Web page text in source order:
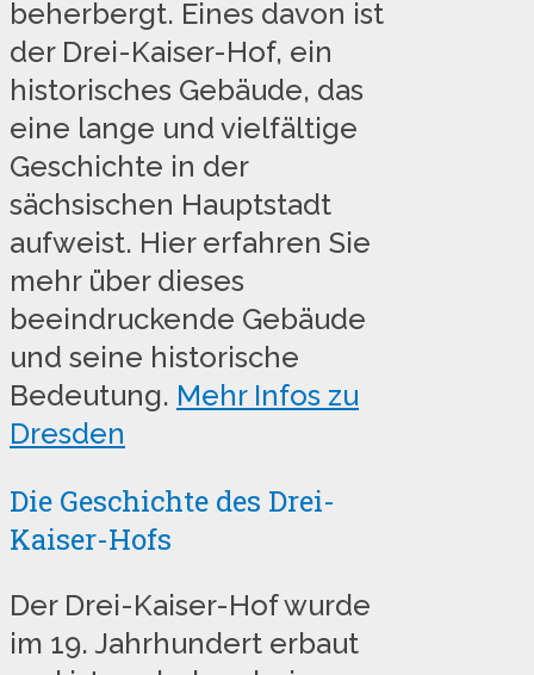
beherbergt. Eines davon ist
der Drei-Kaiser-Hof, ein
historisches Gebäude, das
eine lange und vielfältige
Geschichte in der
sächsischen Hauptstadt
aufweist. Hier erfahren Sie
mehr über dieses
beeindruckende Gebäude
und seine historische
Bedeutung. Mehr Infos zu
Dresden
Die Geschichte des Drei-
Kaiser-Hofs
Der Drei-Kaiser-Hof wurde
im 19. Jahrhundert erbaut